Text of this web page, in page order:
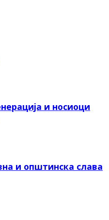
и носиоци
и општинска слава